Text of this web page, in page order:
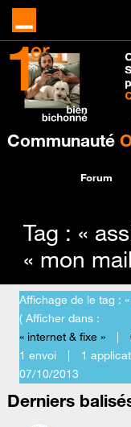
Communauté
Forum
Tag : «
« mon
Affichage de le tag :
( Afficher dans :
« internet & fixe »
1 envoi
1
‎07/10/2013
Derniers